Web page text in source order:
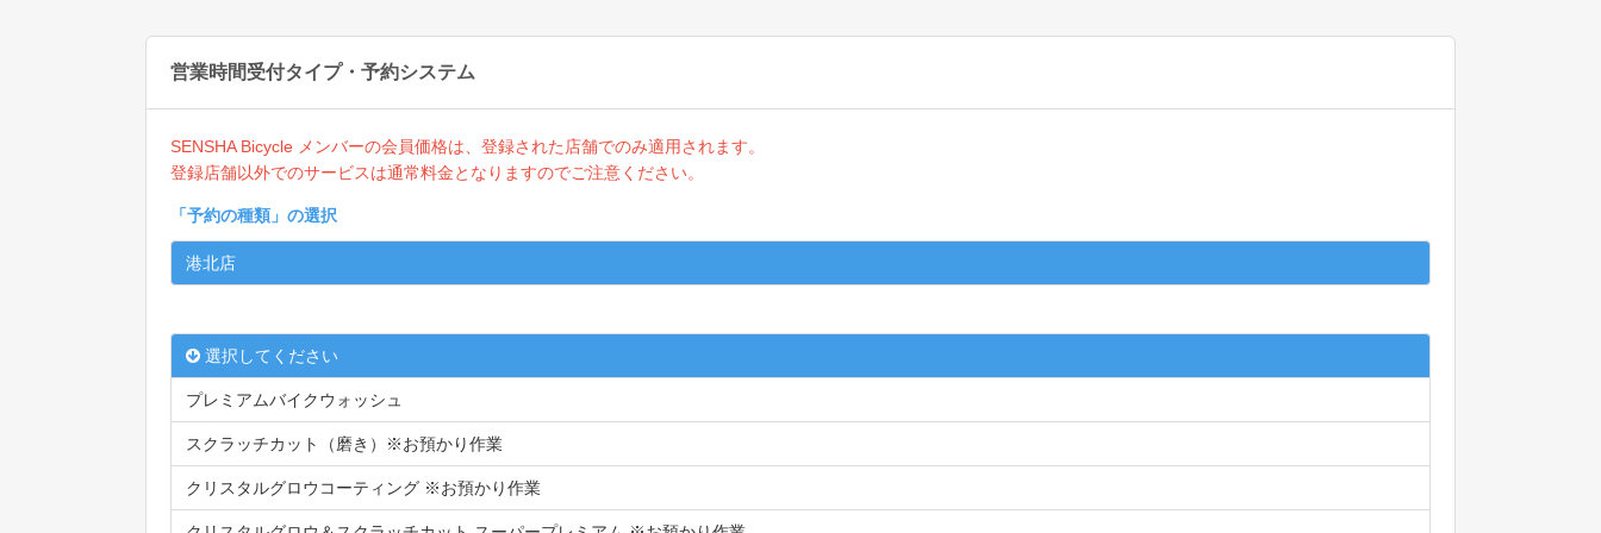
営業時間受付タイプ・予約システム
SENSHA Bicycle メンバーの会員価格は、登録された店舗でのみ適用されます。
登録店舗以外でのサービスは通常料金となりますのでご注意ください。
「予約の種類 」の選択
港北店
選択してください
プレミアムバイクウォッシュ
スクラッチカット（磨き）※お預かり作業
クリスタルグロウコーティング ※お預かり作業